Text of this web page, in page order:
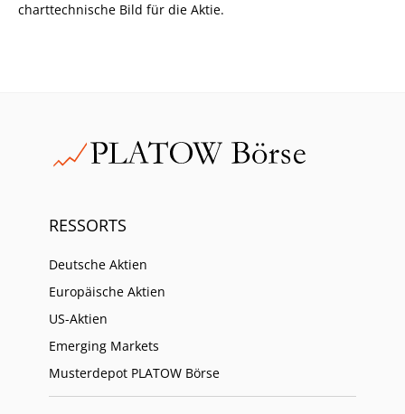
charttechnische Bild für die Aktie.
RESSORTS
Deutsche Aktien
Europäische Aktien
US-Aktien
Emerging Markets
Musterdepot PLATOW Börse